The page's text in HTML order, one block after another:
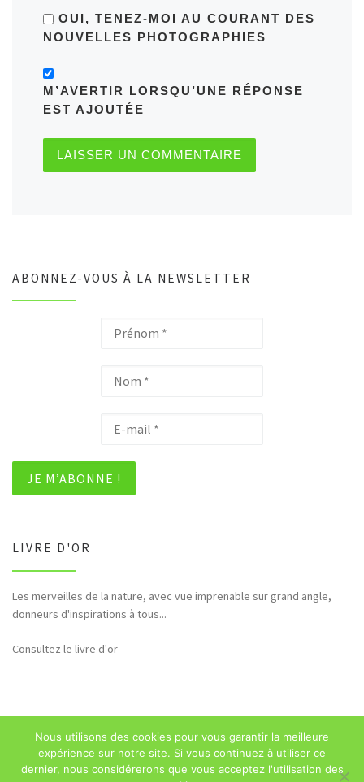
OUI, TENEZ-MOI AU COURANT DES
NOUVELLES PHOTOGRAPHIES
M’AVERTIR LORSQU’UNE RÉPONSE
EST AJOUTÉE
ABONNEZ-VOUS À LA NEWSLETTER
LIVRE D'OR
Les merveilles de la nature, avec vue imprenable sur grand angle,
donneurs d'inspirations à tous...
Consultez le livre d'or
© 2026 Sébastien Majerowicz – Mentions légales – Tous droits
réservés
Nous utilisons des cookies pour vous garantir la meilleure
expérience sur notre site. Si vous continuez à utiliser ce
dernier, nous considérerons que vous acceptez l'utilisation des